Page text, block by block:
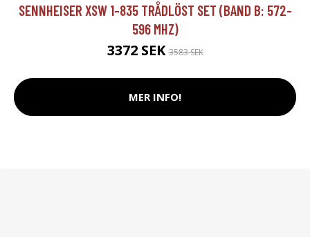
SENNHEISER XSW 1-835 TRÅDLÖST SET (BAND B: 572-
596 MHZ)
3372 SEK3583 SEK
MER INFO!